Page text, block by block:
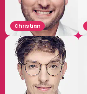
Christian